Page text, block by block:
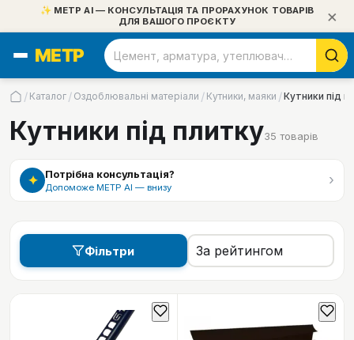
✨ МЕТР АІ — КОНСУЛЬТАЦІЯ ТА ПРОРАХУНОК ТОВАРІВ
ДЛЯ ВАШОГО ПРОЄКТУ
×
/ Каталог / Оздоблювальні матеріали / Кутники, маяки /Кутники під
Кутники під плитку35 товарів
✦ Потрібна консультація?
Допоможе МЕТР АІ — внизу ›
Фільтри